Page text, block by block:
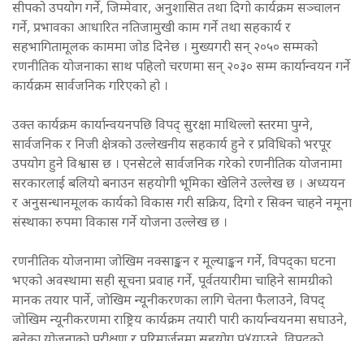
सीपको उपयोग गर्ने, जिम्मेवार, अनुशासित तथा दिगो कार्यक्रम सञ्चालन
गर्ने, प्रभावका आधारित नतिजामुखी काम गर्ने तथा सहकार्य र
सहभागितामूलक काममा जोड दिनेछ । मुख्यगरी सन् २०५० सम्मको
रणनीतिक योजनाका साथ पहिलो चरणमा सन् २०३० सम्म कार्यान्वयन गर्ने
कार्यक्रम सार्वजनिक गरिएको हो ।
उक्त कार्यक्रम कार्यान्वयनपछि विपद् सुरक्षा माथिल्लो स्तरमा पुग्ने,
सार्वजनिक र निजी क्षेत्रको उल्लेखनीय सहकार्य हुने र प्रविधिको भरपूर
उपयोग हुने विश्वास छ । एनसेटले सार्वजनिक गरेको रणनीतिक योजनामा
सरकारलाई बलियो बनाउन सहयोगी भूमिका खेलिने उल्लेख छ । अध्ययन
र अनुसन्धानमूलक कार्यको विकास गरी सक्रिय, दिगो र सिक्न चाहने नमूना
संस्थाका रुपमा विकास गर्ने योजना उल्लेख छ ।
रणनीतिक योजनामा जोखिम नक्साङ्कन र मूल्याङ्कन गर्ने, विपद्का घटना
भएको अवस्थामा सही सूचना प्रवाह गर्ने, पूर्वतयारीमा चाहिने सामग्रीको
मानक तयार पार्ने, जोखिम न्यूनीकरणका लागि चेतना फैलाउने, विपद्
जोखिम न्यूनीकरणमा राष्ट्रिय कार्यक्रम तयारी पारी कार्यान्वयनमा सघाउने,